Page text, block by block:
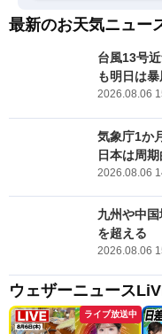
最新のお天気ニュー
台風13号
も明日は
2026.08.06
気象庁1か
日本は周
2026.08.06
九州や中
を超える
2026.08.06
ウェザーニュース
ライブ放送中